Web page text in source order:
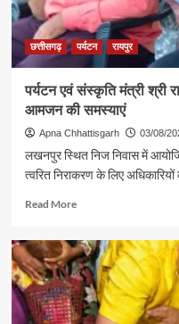
यादव
ने
की
छत्तीसगढ़ पर्यटन रायपुर
पर्यटन एवं संस्कृति मंत्री श्री
आमजन की समस्याएं
Apna Chhattisgarh 03/08/
लखनपुर स्थित निज निवास में
त्वरित निराकरण के लिए
Read MoreRead
पर्यटन
एवं
संस्कृति
मंत्री
श्री